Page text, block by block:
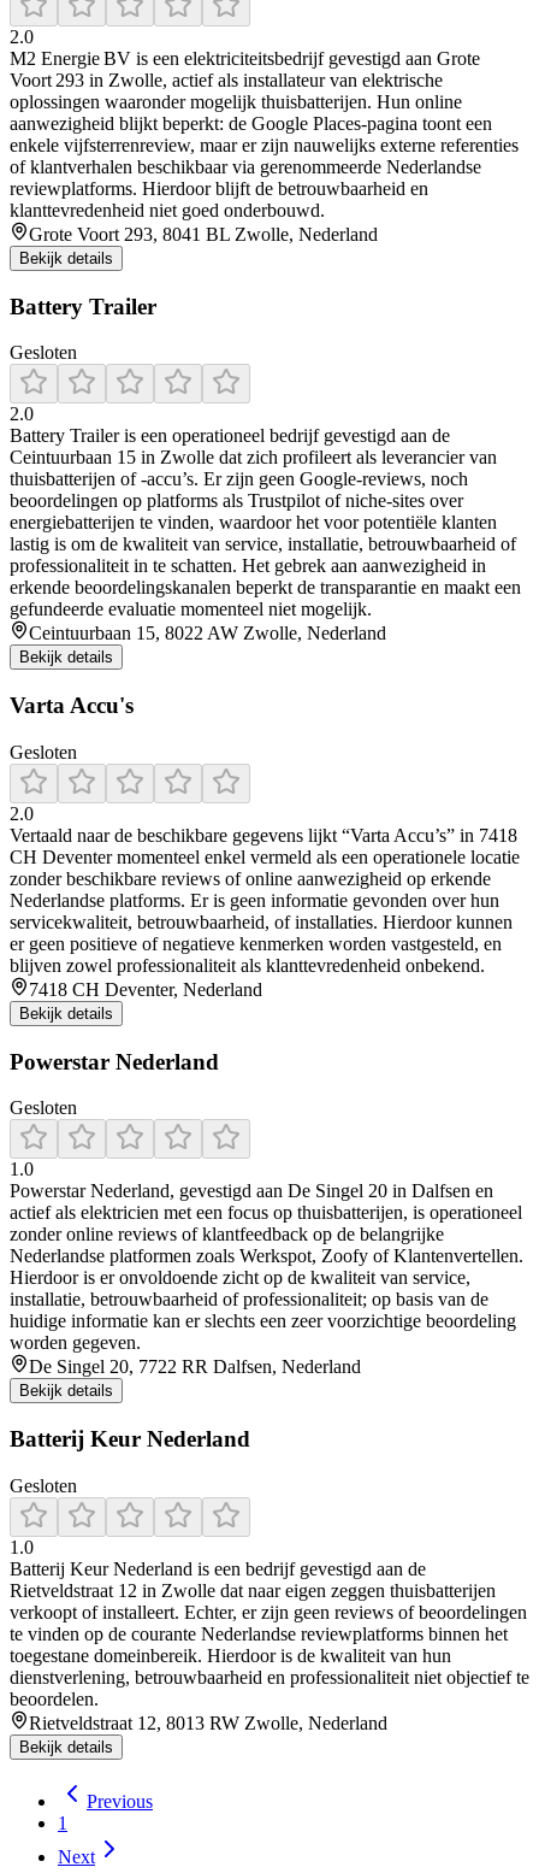
2.0
M2 Energie BV is een elektriciteitsbedrijf gevestigd aan Grote
Voort 293 in Zwolle, actief als installateur van elektrische
oplossingen waaronder mogelijk thuisbatterijen. Hun online
aanwezigheid blijkt beperkt: de Google Places-pagina toont een
enkele vijfsterrenreview, maar er zijn nauwelijks externe referenties
of klantverhalen beschikbaar via gerenommeerde Nederlandse
reviewplatforms. Hierdoor blijft de betrouwbaarheid en
klanttevredenheid niet goed onderbouwd.
Grote Voort 293, 8041 BL Zwolle, Nederland
Bekijk details
Battery Trailer
Gesloten
2.0
Battery Trailer is een operationeel bedrijf gevestigd aan de
Ceintuurbaan 15 in Zwolle dat zich profileert als leverancier van
thuisbatterijen of -accu’s. Er zijn geen Google-reviews, noch
beoordelingen op platforms als Trustpilot of niche-sites over
energiebatterijen te vinden, waardoor het voor potentiële klanten
lastig is om de kwaliteit van service, installatie, betrouwbaarheid of
professionaliteit in te schatten. Het gebrek aan aanwezigheid in
erkende beoordelingskanalen beperkt de transparantie en maakt een
gefundeerde evaluatie momenteel niet mogelijk.
Ceintuurbaan 15, 8022 AW Zwolle, Nederland
Bekijk details
Varta Accu's
Gesloten
2.0
Vertaald naar de beschikbare gegevens lijkt “Varta Accu’s” in 7418
CH Deventer momenteel enkel vermeld als een operationele locatie
zonder beschikbare reviews of online aanwezigheid op erkende
Nederlandse platforms. Er is geen informatie gevonden over hun
servicekwaliteit, betrouwbaarheid, of installaties. Hierdoor kunnen
er geen positieve of negatieve kenmerken worden vastgesteld, en
blijven zowel professionaliteit als klanttevredenheid onbekend.
7418 CH Deventer, Nederland
Bekijk details
Powerstar Nederland
Gesloten
1.0
Powerstar Nederland, gevestigd aan De Singel 20 in Dalfsen en
actief als elektricien met een focus op thuisbatterijen, is operationeel
zonder online reviews of klantfeedback op de belangrijke
Nederlandse platformen zoals Werkspot, Zoofy of Klantenvertellen.
Hierdoor is er onvoldoende zicht op de kwaliteit van service,
installatie, betrouwbaarheid of professionaliteit; op basis van de
huidige informatie kan er slechts een zeer voorzichtige beoordeling
worden gegeven.
De Singel 20, 7722 RR Dalfsen, Nederland
Bekijk details
Batterij Keur Nederland
Gesloten
1.0
Batterij Keur Nederland is een bedrijf gevestigd aan de
Rietveldstraat 12 in Zwolle dat naar eigen zeggen thuisbatterijen
verkoopt of installeert. Echter, er zijn geen reviews of beoordelingen
te vinden op de courante Nederlandse reviewplatforms binnen het
toegestane domeinbereik. Hierdoor is de kwaliteit van hun
dienstverlening, betrouwbaarheid en professionaliteit niet objectief te
beoordelen.
Rietveldstraat 12, 8013 RW Zwolle, Nederland
Bekijk details
Previous
1
Next